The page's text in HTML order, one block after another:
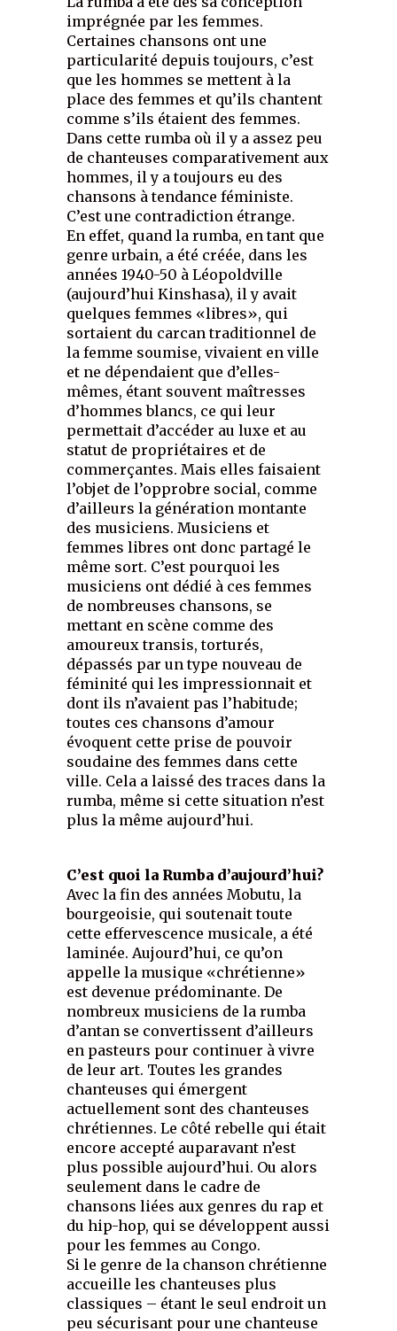
imprégnée par les femmes.
Certaines chansons ont une
particularité depuis toujours, c’est
que les hommes se mettent à la
place des femmes et qu’ils chantent
comme s’ils étaient des femmes.
Dans cette rumba où il y a assez peu
de chanteuses comparativement aux
hommes, il y a toujours eu des
chansons à tendance féministe.
C’est une contradiction étrange.
En effet, quand la rumba, en tant que
genre urbain, a été créée, dans les
années 1940-50 à Léopoldville
(aujourd’hui Kinshasa), il y avait
quelques femmes «libres», qui
sortaient du carcan traditionnel de
la femme soumise, vivaient en ville
et ne dépendaient que d’elles-
mêmes, étant souvent maîtresses
d’hommes blancs, ce qui leur
permettait d’accéder au luxe et au
statut de propriétaires et de
commerçantes. Mais elles faisaient
l’objet de l’opprobre social, comme
d’ailleurs la génération montante
des musiciens. Musiciens et
femmes libres ont donc partagé le
même sort. C’est pourquoi les
musiciens ont dédié à ces femmes
de nombreuses chansons, se
mettant en scène comme des
amoureux transis, torturés,
dépassés par un type nouveau de
féminité qui les impressionnait et
dont ils n’avaient pas l’habitude;
toutes ces chansons d’amour
évoquent cette prise de pouvoir
soudaine des femmes dans cette
ville. Cela a laissé des traces dans la
rumba, même si cette situation n’est
plus la même aujourd’hui.
C’est quoi la Rumba d’aujourd’hui?
Avec la fin des années Mobutu, la
bourgeoisie, qui soutenait toute
cette effervescence musicale, a été
laminée. Aujourd’hui, ce qu’on
appelle la musique «chrétienne»
est devenue prédominante. De
nombreux musiciens de la rumba
d’antan se convertissent d’ailleurs
en pasteurs pour continuer à vivre
de leur art. Toutes les grandes
chanteuses qui émergent
actuellement sont des chanteuses
chrétiennes. Le côté rebelle qui était
encore accepté auparavant n’est
plus possible aujourd’hui. Ou alors
seulement dans le cadre de
chansons liées aux genres du rap et
du hip-hop, qui se développent aussi
pour les femmes au Congo.
Si le genre de la chanson chrétienne
accueille les chanteuses plus
classiques – étant le seul endroit un
peu sécurisant pour une chanteuse